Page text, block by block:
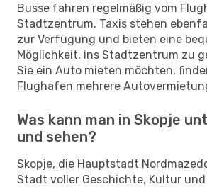
Busse fahren regelmäßig vom
Stadtzentrum. Taxis stehen
zur Verfügung und bieten eine
Möglichkeit, ins Stadtzentrum zu
Sie ein Auto mieten möchten,
Flughafen mehrere
Was kann man in Skopje
und sehen?
Skopje, die Hauptstadt
Stadt voller Geschichte, Kultur und